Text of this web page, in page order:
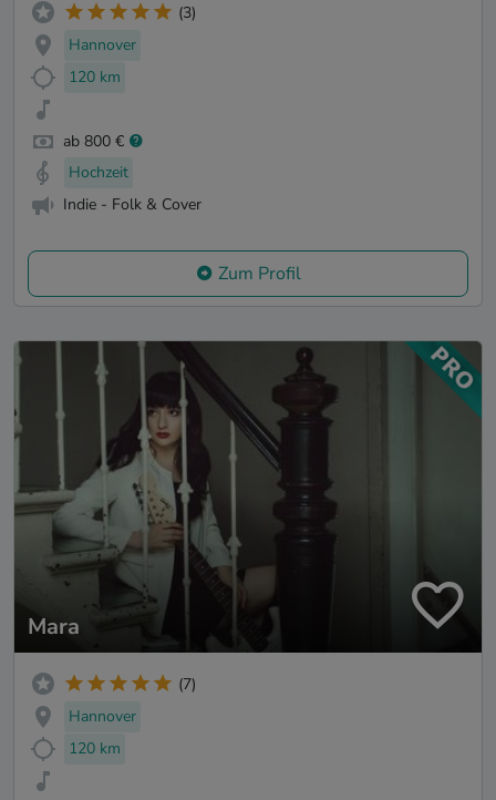
(3)
Hannover
120 km
ab 800 €
Hochzeit
Indie - Folk & Cover
Zum Profil
Mara
(7)
Hannover
120 km